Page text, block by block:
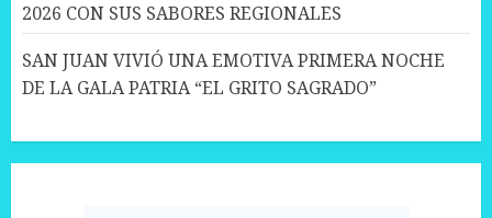
2026 CON SUS SABORES REGIONALES
SAN JUAN VIVIÓ UNA EMOTIVA PRIMERA NOCHE
DE LA GALA PATRIA “EL GRITO SAGRADO”